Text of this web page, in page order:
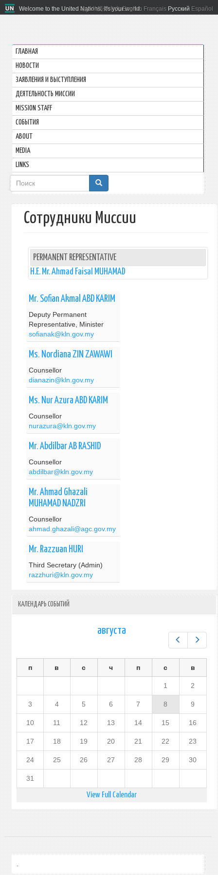
Welcome to the United Nations. It's your world.
العربية 简体中文 English Français Русский Español
ГЛАВНАЯ
HОВОСТИ
ЗАЯВЛЕНИЯ И ВЫСТУПЛЕНИЯ
ДЕЯТЕЛЬНОСТЬ МИССИИ
MISSION STAFF
СОБЫТИЯ
ABOUT
MEDIA
LINKS
Форма
поиска
Сотрудники Миссии
PERMANENT REPRESENTATIVE
H.E. Mr. Ahmad Faisal MUHAMAD
Mr. Sofian Akmal ABD KARIM
Deputy Permanent
Representative, Minister
sofianak@kln.gov.my
Ms. Nordiana ZIN ZAWAWI
Counsellor
dianazin@kln.gov.my
Ms. Nur Azura ABD KARIM
Counsellor
nurazura@kln.gov.my
Mr. Abdilbar AB RASHID
Counsellor
abdilbar@kln.gov.my
Mr. Ahmad Ghazali
MUHAMAD NADZRI
Counsellor
ahmad.ghazali@agc.gov.my
Mr. Razzuan HURI
Third Secretary (Admin)
razzhuri@kln.gov.my
КАЛЕНДАРЬ СОБЫТИЙ
августа
п в с ч п с в
1 2
3 4 5 6 7 8 9
10 11 12 13 14 15 16
17 18 19 20 21 22 23
24 25 26 27 28 29 30
31
View Full Calendar